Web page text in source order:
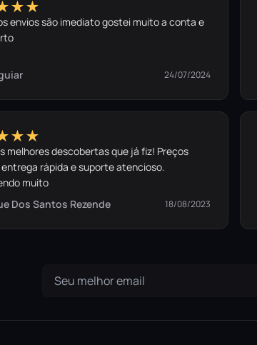
envios são imediato gostei muito a conta e
24/07/2024
melhores descobertas que já fiz! Preços
rápida e suporte atencioso.
muito
Dos Santos Rezende
18/08/2023